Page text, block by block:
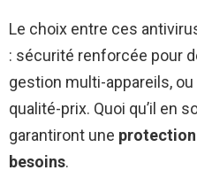
Le choix entre ces
: sécurité renforcée pour
gestion multi-appareils,
qualité-prix. Quoi qu’il en
garantiront une protection
besoins.